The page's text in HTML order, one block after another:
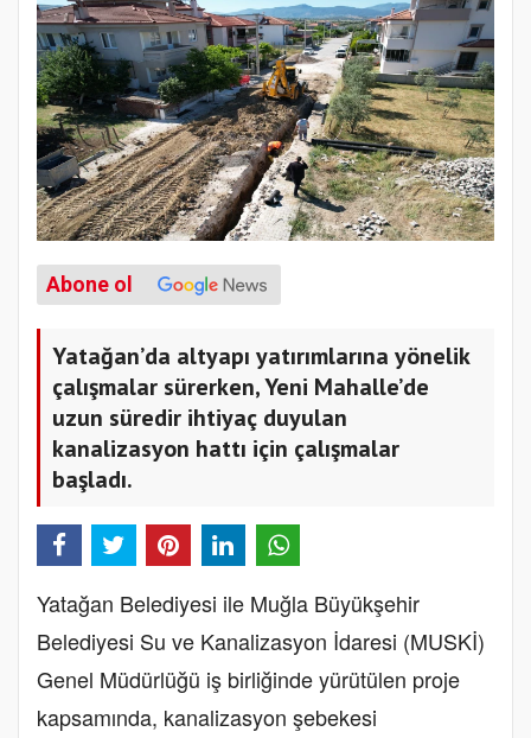
Abone ol
Yatağan’da altyapı yatırımlarına yönelik
çalışmalar sürerken, Yeni Mahalle’de
uzun süredir ihtiyaç duyulan
kanalizasyon hattı için çalışmalar
başladı.
Yatağan Belediyesi ile Muğla Büyükşehir
Belediyesi Su ve Kanalizasyon İdaresi (MUSKİ)
Genel Müdürlüğü iş birliğinde yürütülen proje
kapsamında, kanalizasyon şebekesi